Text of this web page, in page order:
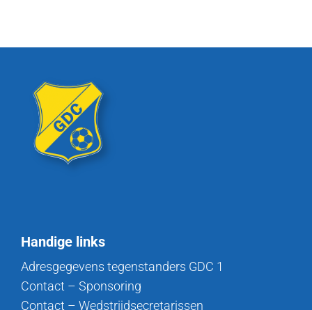
Handige links
Adresgegevens tegenstanders GDC 1
Contact – Sponsoring
Contact – Wedstrijdsecretarissen